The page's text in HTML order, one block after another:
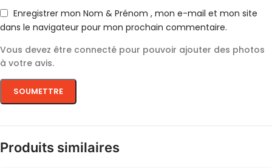
Enregistrer mon Nom & Prénom , mon e-mail et mon site
dans le navigateur pour mon prochain commentaire.
Vous devez être connecté pour pouvoir ajouter des photos
à votre avis.
Produits similaires